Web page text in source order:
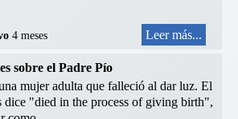
4 meses Leer más...
sobre el Padre Pío
mujer adulta que falleció al dar luz. El
dice "died in the process of giving birth",